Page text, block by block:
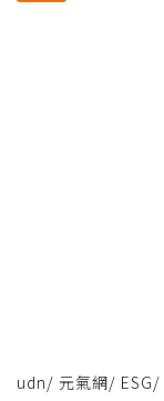
udn/ 元氣網/ ESG/